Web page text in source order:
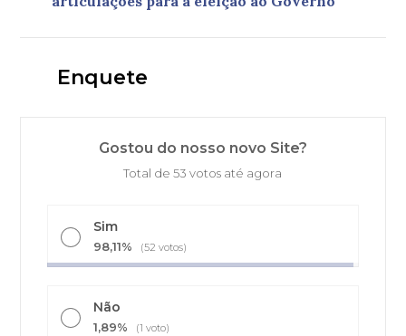
Enquete
Gostou do nosso novo Site?
Total de 53 votos até agora
Sim
98,11% (52 votos)
Não
1,89% (1 voto)